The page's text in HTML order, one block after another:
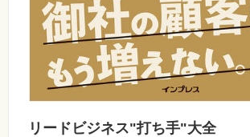
リードビジネス"打ち手"大全